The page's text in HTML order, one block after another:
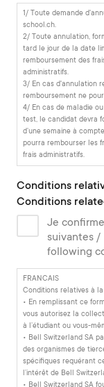
1/ Toute demande
school.ch.
2/ Toute annulation,
tard le jour de la date
remboursement des
administratifs.
3/ En cas d'annulation
remboursement ne
4/ En cas de maladie
test, le candidat devra
d’une semaine à
pourra rembourser les
frais administratifs.
Conditions
Conditions
Je
suivantes /
following
FRANCAIS
Conditions relatives à
• En remplissant ce
vous autorisez la
à l’étudiant ou vous-
• Bell Switzerland SA
des organismes de
spécifiques requérant
l’intérêt de Bell
• Bell Switzerland SA